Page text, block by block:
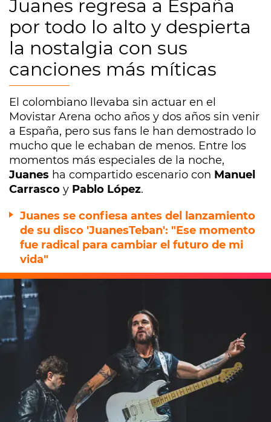
Juanes regresa a España
por todo lo alto y despierta
la nostalgia con sus
canciones más míticas
El colombiano llevaba sin actuar en el
Movistar Arena ocho años y dos años sin venir
a España, pero sus fans le han demostrado lo
mucho que le echaban de menos. Entre los
momentos más especiales de la noche,
Juanes ha compartido escenario con Manuel
Carrasco y Pablo López.
Juanes se confiesa antes del lanzamiento
de su disco 'JuanesTeban': "Ese momento
fue radical para cambiar el futuro de mi
vida"